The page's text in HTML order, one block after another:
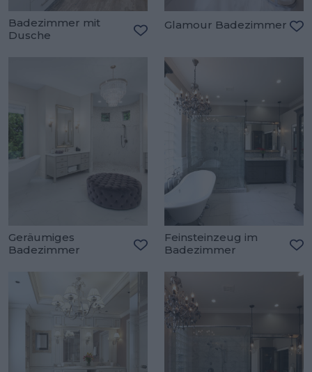
Badezimmer mit
Dusche
Glamour Badezimmer
Geräumiges
Badezimmer
Feinsteinzeug im
Badezimmer